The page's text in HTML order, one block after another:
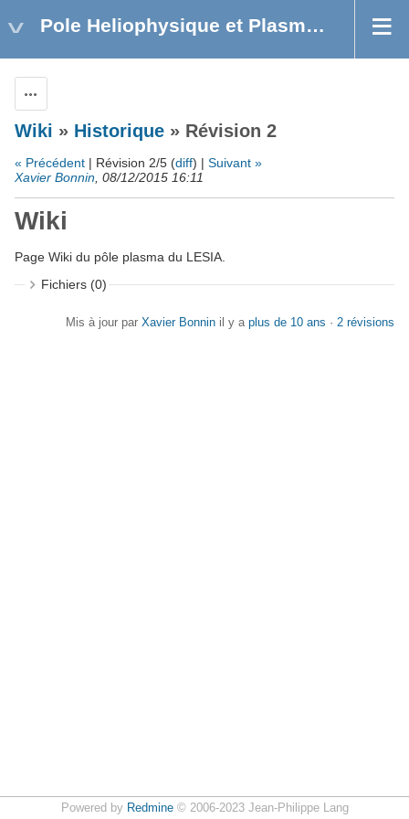
Pole Heliophysique et Plasmas Astrophysiques
Wiki » Historique » Révision 2
« Précédent | Révision 2/5 (diff) | Suivant »
Xavier Bonnin, 08/12/2015 16:11
Wiki
Page Wiki du pôle plasma du LESIA.
Fichiers (0)
Mis à jour par Xavier Bonnin il y a plus de 10 ans · 2 révisions
Powered by Redmine© 2006-2023 Jean-Philippe Lang